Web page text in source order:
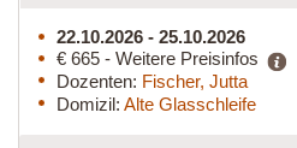
22.10.2026 - 25.10.2026
€ 665 - Weitere Preisinfos
Dozenten: Fischer, Jutta
Domizil: Alte Glasschleife